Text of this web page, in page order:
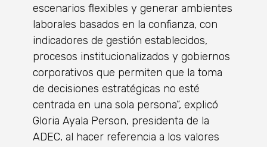
escenarios flexibles y generar ambientes
laborales basados en la confianza, con
indicadores de gestión establecidos,
procesos institucionalizados y gobiernos
corporativos que permiten que la toma
de decisiones estratégicas no esté
centrada en una sola persona”, explicó
Gloria Ayala Person, presidenta de la
ADEC, al hacer referencia a los valores